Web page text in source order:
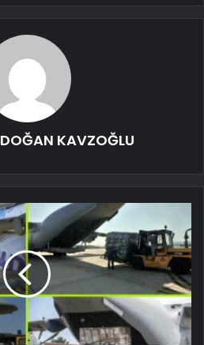
KAVZOĞLU